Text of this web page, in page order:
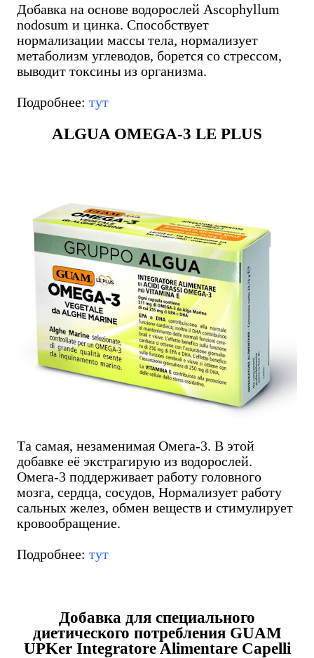
Добавка на основе водорослей Ascophyllum
nodosum и цинка. Способствует
нормализации массы тела, нормализует
метаболизм углеводов, борется со стрессом,
выводит токсины из организма.
Подробнее: тут
ALGUA OMEGA-3 LE PLUS
Та самая, незаменимая Омега-3. В этой
добавке её экстрагирую из водорослей.
Омега-3 поддерживает работу головного
мозга, сердца, сосудов, Нормализует работу
сальных желез, обмен веществ и стимулирует
кровообращение.
Подробнее: тут
Добавка для специального
диетического потребления GUAM
UPKer Integratore Alimentare Capelli